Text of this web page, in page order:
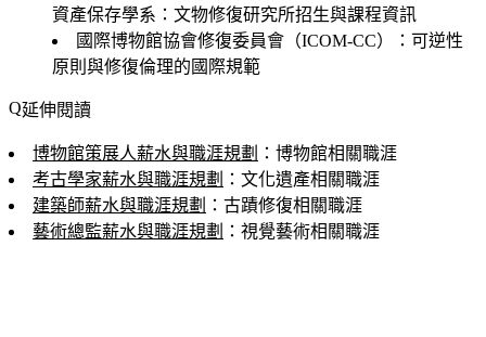
資產保存學系：文物修復研究所招生與課程資訊
國際博物館協會修復委員會（ICOM-CC）：可逆性
原則與修復倫理的國際規範
延伸閱讀
博物館策展人薪水與職涯規劃 ：博物館相關職涯
考古學家薪水與職涯規劃 ：文化遺產相關職涯
建築師薪水與職涯規劃 ：古蹟修復相關職涯
藝術總監薪水與職涯規劃 ：視覺藝術相關職涯